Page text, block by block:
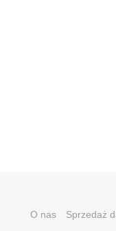
O nas Sprzedaż